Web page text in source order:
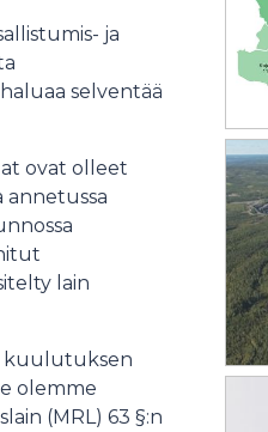
ja
selventää
ovat olleet
annetussa
lain
kuulutuksen
olemme
(MRL) 63 §:n